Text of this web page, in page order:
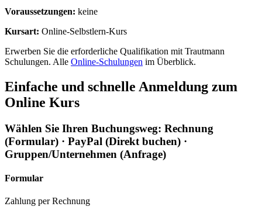
Voraussetzungen: keine
Kursart: Online-Selbstlern-Kurs
Erwerben Sie die erforderliche Qualifikation mit Trautmann
Schulungen. Alle Online-Schulungen im Überblick.
Einfache und schnelle Anmeldung zum
Online Kurs
Wählen Sie Ihren Buchungsweg: Rechnung
(Formular) · PayPal (Direkt buchen) ·
Gruppen/Unternehmen (Anfrage)
Formular
Zahlung per Rechnung